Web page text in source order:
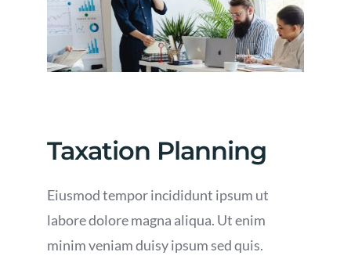
Taxation Planning
Eiusmod tempor incididunt ipsum ut
labore dolore magna aliqua. Ut enim
minim veniam duisy ipsum sed quis.